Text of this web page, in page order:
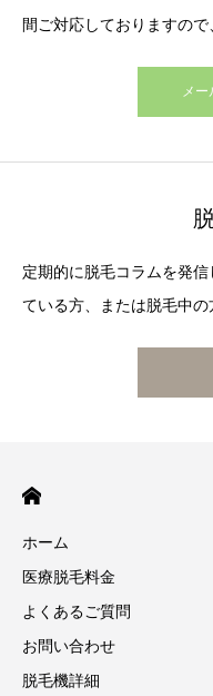
間ご対応しておりますので
メー
定期的に脱毛コラムを発
ている方、または脱毛中の
ホーム
医療脱毛料金
よくあるご質問
お問い合わせ
脱毛機詳細